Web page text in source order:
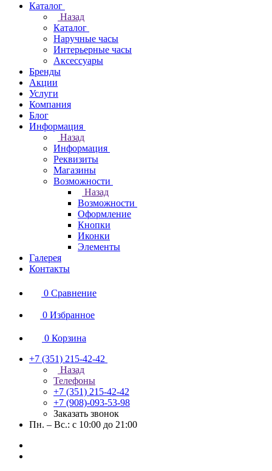
Каталог
Назад
Каталог
Наручные часы
Интерьерные часы
Аксессуары
Бренды
Акции
Услуги
Компания
Блог
Информация
Назад
Информация
Реквизиты
Магазины
Возможности
Назад
Возможности
Оформление
Кнопки
Иконки
Элементы
Галерея
Контакты
0 Сравнение
0 Избранное
0 Корзина
+7 (351) 215-42-42
Назад
Телефоны
+7 (351) 215-42-42
+7 (908)-093-53-98
Заказать звонок
Пн. – Вс.: с 10:00 до 21:00